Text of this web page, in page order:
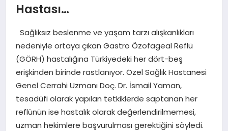
MAGAZIN
SAĞLIK
SPOR
TEKNOLOJI
YAŞAM
Hastası…
Sağlıksız beslenme ve yaşam tarzı alışkanlıkları
nedeniyle ortaya çıkan Gastro Özofageal Reflü
(GÖRH) hastalığına Türkiyedeki her dört-beş
erişkinden birinde rastlanıyor. Özel Sağlık Hastanesi
Genel Cerrahi Uzmanı Doç. Dr. İsmail Yaman,
tesadüfi olarak yapılan tetkiklerde saptanan her
reflünün ise hastalık olarak değerlendirilmemesi,
uzman hekimlere başvurulması gerektiğini söyledi.